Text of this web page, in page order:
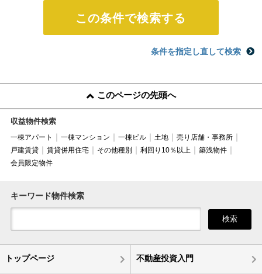
条件を指定し直して検索
このページの先頭へ
収益物件検索
一棟アパート 一棟マンション 一棟ビル 土地
売り店舗・事務所
戸建賃貸
賃貸併用住宅 その他種別 利回り10％以上
築浅物件
会員限定物件
キーワード物件検索
検索
トップページ 不動産投資入門